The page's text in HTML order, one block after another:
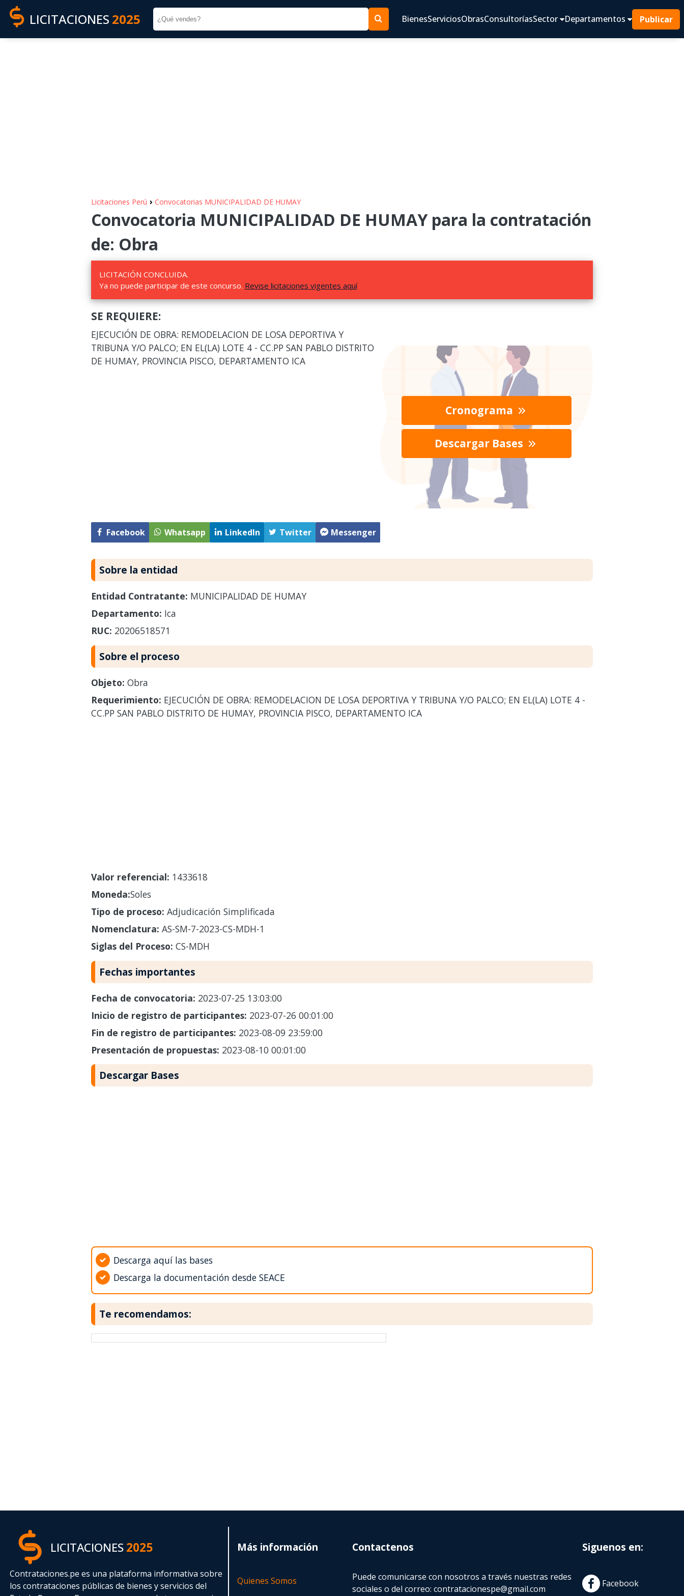
LICITACIONES 2025 BienesServiciosObrasConsultoríasSector Departamentos Publicar
Licitaciones Perú › Convocatorias MUNICIPALIDAD DE HUMAY
Convocatoria MUNICIPALIDAD DE HUMAY para la contratación
de: Obra
LICITACIÓN CONCLUIDA.
Ya no puede participar de este concurso. Revise licitaciones vigentes aquí
SE REQUIERE:
EJECUCIÓN DE OBRA: REMODELACION DE LOSA DEPORTIVA Y
TRIBUNA Y/O PALCO; EN EL(LA) LOTE 4 - CC.PP SAN PABLO DISTRITO
DE HUMAY, PROVINCIA PISCO, DEPARTAMENTO ICA
Facebook Whatsapp LinkedIn Twitter Messenger
Cronograma
Descargar Bases
Sobre la entidad
Entidad Contratante: MUNICIPALIDAD DE HUMAY
Departamento: Ica
RUC: 20206518571
Sobre el proceso
Objeto: Obra
Requerimiento: EJECUCIÓN DE OBRA: REMODELACION DE LOSA DEPORTIVA Y TRIBUNA Y/O PALCO; EN EL(LA) LOTE 4 -
CC.PP SAN PABLO DISTRITO DE HUMAY, PROVINCIA PISCO, DEPARTAMENTO ICA
Valor referencial: 1433618
Moneda:Soles
Tipo de proceso: Adjudicación Simplificada
Nomenclatura: AS-SM-7-2023-CS-MDH-1
Siglas del Proceso: CS-MDH
Fechas importantes
Fecha de convocatoria: 2023-07-25 13:03:00
Inicio de registro de participantes: 2023-07-26 00:01:00
Fin de registro de participantes: 2023-08-09 23:59:00
Presentación de propuestas: 2023-08-10 00:01:00
Descargar Bases
Descarga aquí las bases
Descarga la documentación desde SEACE
Te recomendamos:
LICITACIONES2025
Contrataciones.pe es una plataforma informativa sobre
los contrataciones públicas de bienes y servicios del
Más información
Quienes Somos
Contactenos
Puede comunicarse con nosotros a través nuestras redes
sociales o del correo:contratacionespe@gmail.com
Siguenos en:
Facebook